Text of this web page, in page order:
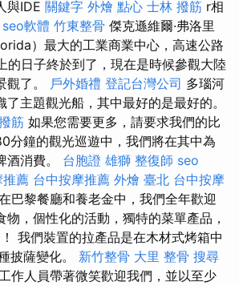
與IDE 關鍵字 外燴 點心 士林 撥筋 r相
seo軟體 竹東整骨 傑克遜維爾·弗洛里
）最大的工業商業中心，高速公路
的日子終於到了，現在是時候參觀大陸
觀了。 戶外婚禮 登記台灣公司 多瑙河
主題觀光船，其中最好的是最好的。
筋 如果您需要更多，請要求我們的比
分鐘的觀光巡遊中，我們將在其中為
酒消費。 台胞證 雄獅 整復師 seo
推薦 台中按摩推薦 外燴 臺北 台中按摩
巴黎餐廳和養老金中，我們全年歡迎
物，個性化的活動，獨特的菜單產品，
我們裝置的拉產品是在木材式烤箱中
披薩變化。 新竹整骨 大里 整骨 搜尋
作人員帶著微笑歡迎我們，並以至少